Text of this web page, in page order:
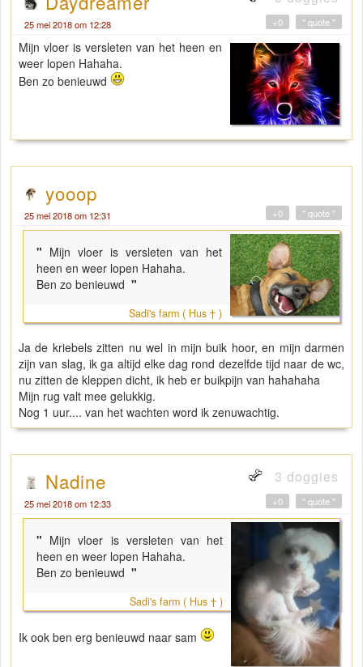
25 mei 2018 om 12:28 " quote "
+0
Mijn vloer is versleten van het heen en
weer lopen Hahaha.
Ben zo benieuwd
yooop
25 mei 2018 om 12:31 " quote "
+0
" Mijn vloer is versleten van het
heen en weer lopen Hahaha.
Ben zo benieuwd "
Sadi's farm ( Hus † )
Ja de kriebels zitten nu wel in mijn buik hoor, en mijn darmen
zijn van slag, ik ga altijd elke dag rond dezelfde tijd naar de wc,
nu zitten de kleppen dicht, ik heb er buikpijn van hahahaha
Mijn rug valt mee gelukkig.
Nog 1 uur.... van het wachten word ik zenuwachtig.
Nadine 3 doggies
25 mei 2018 om 12:33 " quote "
+0
" Mijn vloer is versleten van het
heen en weer lopen Hahaha.
Ben zo benieuwd "
Sadi's farm ( Hus † )
Ik ook ben erg benieuwd naar sam